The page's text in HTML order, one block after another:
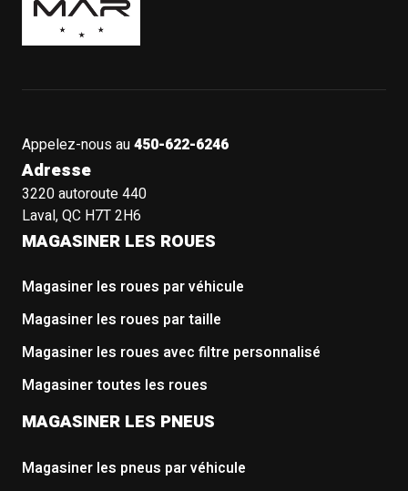
Appelez-nous au450-622-6246
Adresse
3220 autoroute 440
Laval, QC H7T 2H6
MAGASINER LES ROUES
Magasiner les roues par véhicule
Magasiner les roues par taille
Magasiner les roues avec filtre personnalisé
Magasiner toutes les roues
MAGASINER LES PNEUS
Magasiner les pneus par véhicule